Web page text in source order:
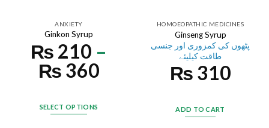
ANXIETY
Ginkon Syrup
₨ 210 –
₨ 360
SELECT OPTIONS
HOMOEOPATHIC MEDICINES
Ginseng Syrup
پٹھوں کی کمزوری اور جنسی
طاقت کیلیئے
₨ 310
ADD TO CART